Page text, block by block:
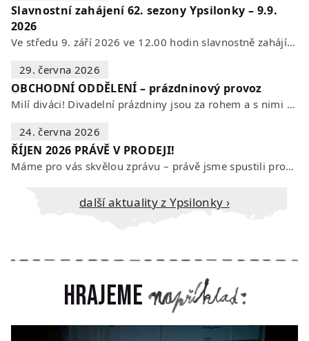
Slavnostní zahájení 62. sezony Ypsilonky – 9.9.
2026
Ve středu 9. září 2026 ve 12.00 hodin slavnostně zahájíme novou divadelní…
29. června 2026
OBCHODNÍ ODDĚLENÍ – prázdninový provoz
Milí diváci! Divadelní prázdniny jsou za rohem a s nimi se mění i otevírací…
24. června 2026
ŘÍJEN 2026 PRÁVĚ V PRODEJI!
Máme pro vás skvělou zprávu – právě jsme spustili prodej vstupenek na říjen…
Další aktuality z Ypsilonky ›
Hrajeme